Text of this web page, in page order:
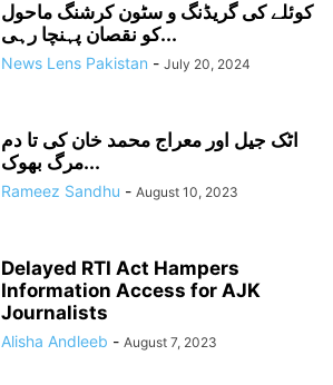
کوئلے کی گریڈنگ و سٹون کرشنگ ماحول
کو نقصان پہنچا رہی...
News Lens Pakistan - July 20, 2024
اٹک جیل اور معراج محمد خان کی تا دم
مرگ بھوک...
Rameez Sandhu - August 10, 2023
Delayed RTI Act Hampers
Information Access for AJK
Journalists
Alisha Andleeb - August 7, 2023